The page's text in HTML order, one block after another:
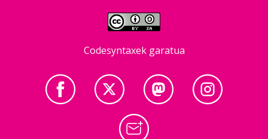
Codesyntaxek garatua